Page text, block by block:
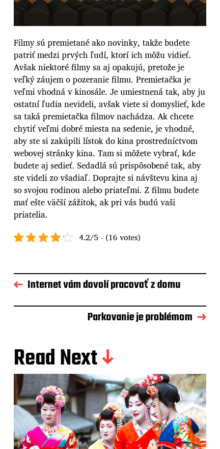
Filmy sú premietané ako novinky, takže budete
patriť medzi prvých ľudí, ktorí ich môžu vidieť.
Avšak niektoré filmy sa aj opakujú, pretože je
veľký záujem o pozeranie filmu. Premietačka je
veľmi vhodná v kinosále. Je umiestnená tak, aby ju
ostatní ľudia nevideli, avšak viete si domyslieť, kde
sa taká premietačka filmov nachádza. Ak chcete
chytiť veľmi dobré miesta na sedenie, je vhodné,
aby ste si zakúpili lístok do kina prostredníctvom
webovej stránky kina. Tam si môžete vybrať, kde
budete aj sedieť. Sedadlá sú prispôsobené tak, aby
ste videli zo všadiaľ. Doprajte si návštevu kina aj
so svojou rodinou alebo priateľmi. Z filmu budete
mať ešte väčší zážitok, ak pri vás budú vaši
priatelia.
4.2/5 - (16 votes)
Internet vám dovolí pracovať z domu
Parkovanie je problémom
Read Next